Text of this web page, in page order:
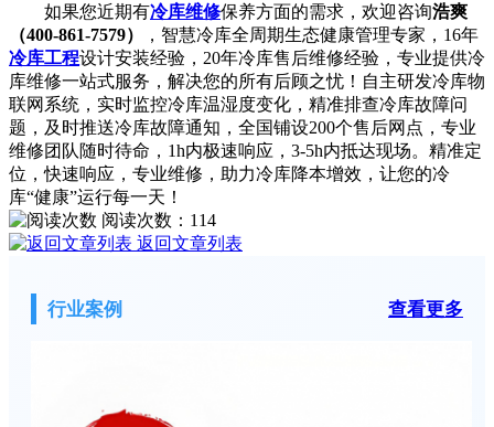
如果您近期有冷库维修保养方面的需求，欢迎咨询浩爽
（400-861-7579）
，智慧冷库全周期生态健康管理专家，16年
冷库工程设计安装经验，20年冷库售后维修经验，专业提供冷
库维修一站式服务，解决您的所有后顾之忧！自主研发冷库物
联网系统，实时监控冷库温湿度变化，精准排查冷库故障问
题，及时推送冷库故障通知，全国铺设200个售后网点，专业
维修团队随时待命，1h内极速响应，3-5h内抵达现场。精准定
位，快速响应，专业维修，助力冷库降本增效，让您的冷
库“健康”运行每一天！
阅读次数： 114
返回文章列表
行业案例 查看更多